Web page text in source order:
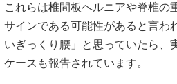
これらは椎間板ヘルニアや脊椎の
サインである可能性があると言わ
いぎっくり腰」と思っていたら、
ケースも報告されています。